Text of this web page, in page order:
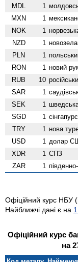
MDL 1
MXN 1
NOK 1
NZD 1
PLN 1
RON 1 новий
RUB 10
SAR 1
SEK 1
SGD 1
TRY 1 нова
USD 1 долар
XDR 1 СПЗ
ZAR 1
Офіційний курс НБУ
Найближчі дані є на
Офіційний курс
на